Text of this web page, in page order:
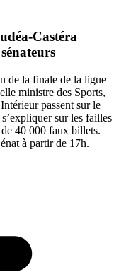
Castéra
de la finale de la ligue
ministre des Sports,
passent sur le
sur les failles
40 000 faux billets.
à partir de 17h.